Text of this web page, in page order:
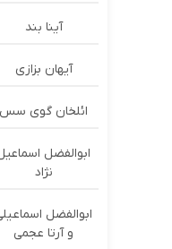
آینا بند
آیهان بزازی
ائلخان گوی سس
ابوالفضل
نژاد
ابوالفضل
و آرتا عجمی